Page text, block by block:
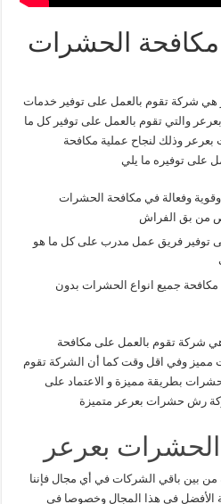
الحشرات
شركة تقوم بالعمل على توفير خدمات
والتي تقوم بالعمل على توفير كل ما
وذلك لنجاح عملية مكافحة
على توفيره ما يلي
وفعالة في مكافحة الحشرات
من بق الفراش
توفير فريق عمل مدرب على كل ما هو
جميع انواع الحشرات بدون
شركة تقوم بالعمل على مكافحة
مميز وفي اقل وقت كما أن الشركة تقوم
بطريقة مميزة و الاعتماد على
رش حشرات بعرعر متميزة
بعرعر
من بين باقي الشركات في أي مجال فإننا
الأفضل في هذا المجال وخصوصا في